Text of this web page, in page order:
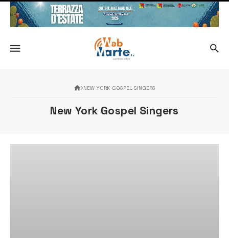
NEW YORK GOSPEL SINGERS
New York Gospel Singers